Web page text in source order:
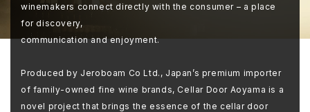
winemakers connect directly with the consumer – a place
for discovery,
communication and enjoyment.
Produced by Jeroboam Co Ltd., Japan’s premium importer
of family-owned fine wine brands, Cellar Door Aoyama is a
novel project that brings the essence of the cellar door